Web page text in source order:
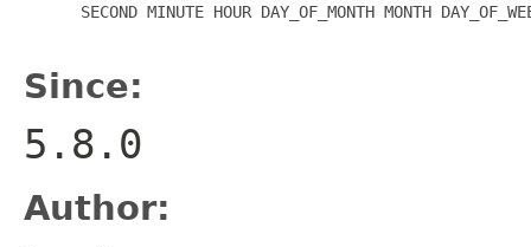
SECOND MINUTE HOUR DAY_OF_MONTH MONTH
Since:
5.8.0
Author: